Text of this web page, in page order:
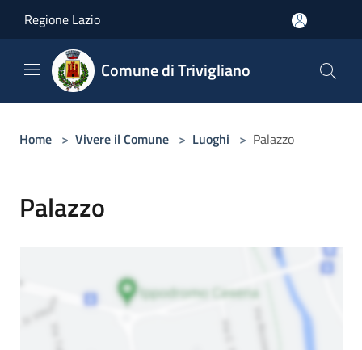
Regione Lazio
Comune di Trivigliano
Home > Vivere il Comune > Luoghi > Palazzo
Palazzo